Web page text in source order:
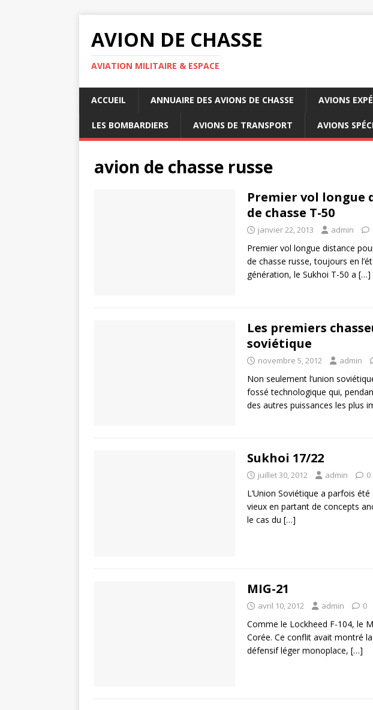
AVION DE CHASSE
AVIATION MILITAIRE & ESPACE
ACCUEIL ANNUAIRE DES AVIONS DE CHASSE AVIONS
LES BOMBARDIERS AVIONS DE TRANSPORT AVIONS
avion de chasse russe
Premier vol longue
de chasse T-50
janvier 22, 2013 admin
Premier vol longue distance
de chasse russe, toujours en
génération, le Sukhoi T-50 a […]
Les premiers
soviétique
novembre 5, 2012 admin
Non seulement l’union
fossé technologique qui,
des autres puissances les plus
Sukhoi 17/22
juillet 30, 2012 admin 0
L’Union Soviétique a parfois
vieux en partant de concepts
le cas du […]
MIG-21
avril 10, 2012 admin 0
Comme le Lockheed F-104, le
Corée. Ce conflit avait montré
défensif léger monoplace, […]